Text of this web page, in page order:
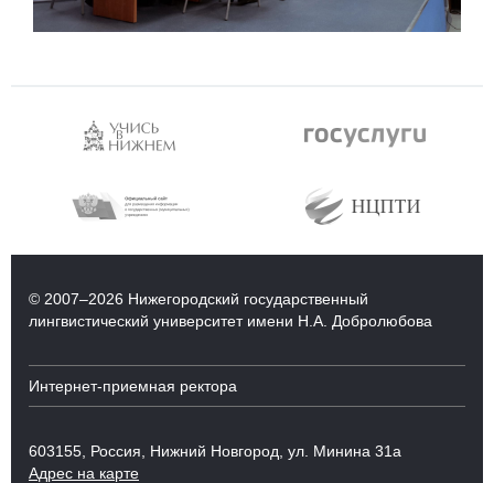
© 2007–2026 Нижегородский государственный
лингвистический университет имени Н.А. Добролюбова
Интернет-приемная ректора
603155, Россия, Нижний Новгород, ул. Минина 31а
Адрес на карте